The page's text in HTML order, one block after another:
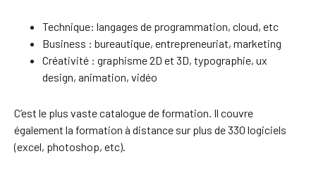
Technique: langages de programmation, cloud, etc
Business : bureautique, entrepreneuriat, marketing
Créativité : graphisme 2D et 3D, typographie, ux
design, animation, vidéo
C’est le plus vaste catalogue de formation. Il couvre
également la formation à distance sur plus de 330 logiciels
(excel, photoshop, etc).